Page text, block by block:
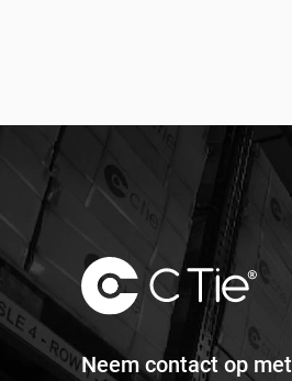
Neem contact op met